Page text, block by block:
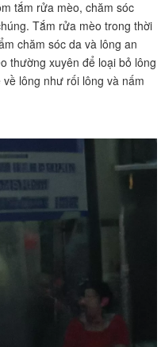
tắm rửa mèo, chăm sóc
Tắm rửa mèo trong thời
chăm sóc da và lông an
thường xuyên để loại bỏ lông
lông như rối lông và nấm